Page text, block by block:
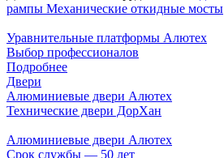
рампы Механические откидные мосты
Уравнительные платформы Алютех
Выбор профессионалов
Подробнее
Двери
Алюминиевые двери Алютех
Технические двери ДорХан
Алюминиевые двери Алютех
Срок службы — 50 лет